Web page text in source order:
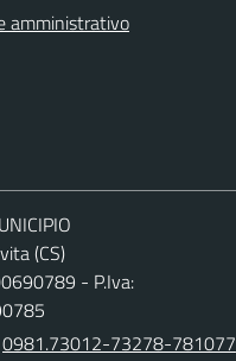
amministrativo
(CS)
- P.Iva:
0981.73012-73278-781077